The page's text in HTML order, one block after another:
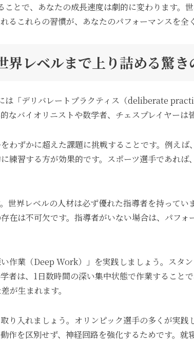
ことで、あなたの成長速度は劇的に変わります
るこれらの習慣が、あなたのパフォーマンスを全
界レベルまで上り詰める驚き
は「デリバレートプラクティス（deliberate
なバイオリニストや数学者、チェスプレイヤーは
わずかに超えた課題に挑戦することです。例え
練習する方が効果的です。スポーツ選手であれ
世界レベルの人材は必ず優れた指導者を持って
在は不可欠です。指導者がいない場合は、パフ
作業（Deep Work）」を実践しましょう。スタ
者は、1日数時間の深い集中状態で作業するこ
が生まれます。
り入れましょう。オリンピック選手の多くが実
作を区別せず、神経回路を強化するためです。